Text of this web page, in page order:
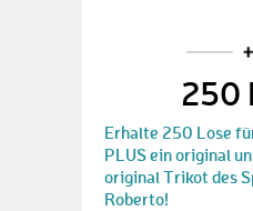
250
Erhalte 250 Lose
PLUS ein original
original Trikot des
Roberto!